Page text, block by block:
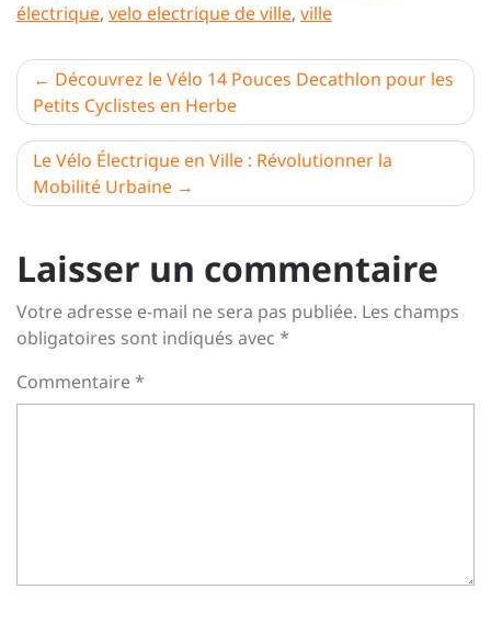
électrique, velo electrique de ville, ville
Navigation
de
l’article
Découvrez le Vélo 14 Pouces Decathlon pour les
Petits Cyclistes en Herbe
Le Vélo Électrique en Ville : Révolutionner la
Mobilité Urbaine
Laisser un commentaire
Votre adresse e-mail ne sera pas publiée. Les champs
obligatoires sont indiqués avec *
Commentaire*